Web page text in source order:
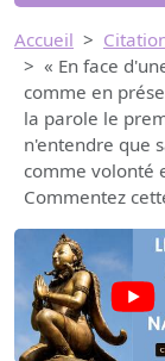
Accueil
« En face
comme en
la parole le
n'entendre que
comme volonté
Commentez